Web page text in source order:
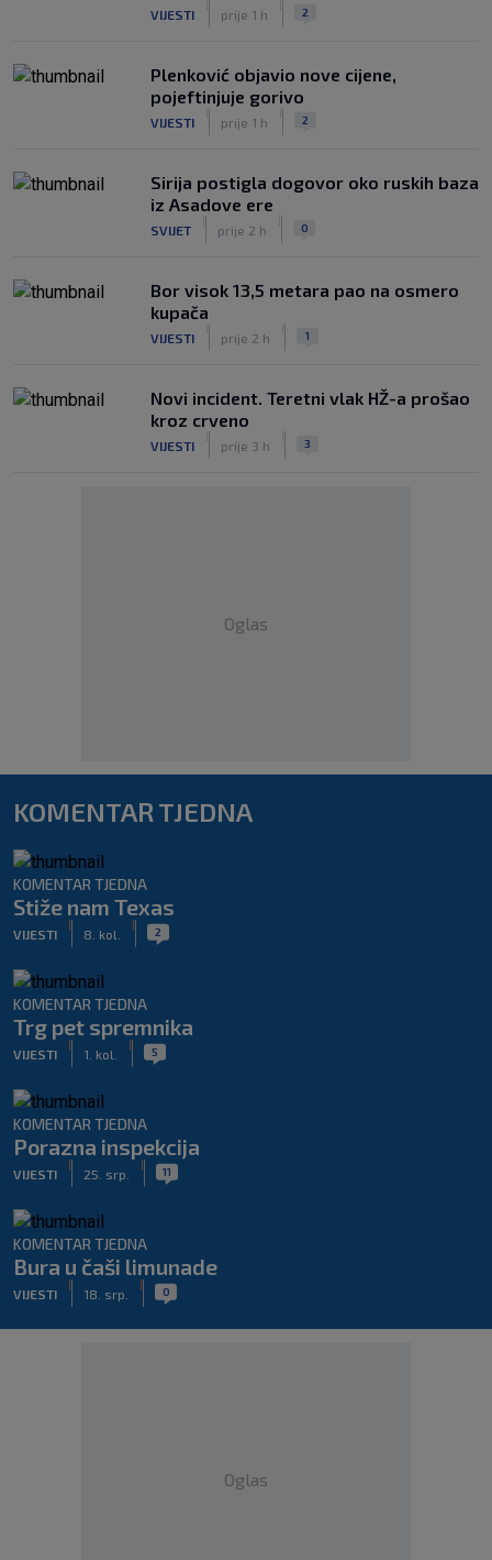
VIJESTI prije 1 h 2
Plenković objavio nove cijene,
pojeftinjuje gorivo
VIJESTI prije 1 h 2
Sirija postigla dogovor oko ruskih baza
iz Asadove ere
SVIJET prije 2 h 0
Bor visok 13,5 metara pao na osmero
kupača
VIJESTI prije 2 h 1
Novi incident. Teretni vlak HŽ-a prošao
kroz crveno
VIJESTI prije 3 h 3
Oglas
KOMENTAR TJEDNA
KOMENTAR TJEDNA
Stiže nam Texas
VIJESTI 8. kol. 2
KOMENTAR TJEDNA
Trg pet spremnika
VIJESTI 1. kol. 5
KOMENTAR TJEDNA
Porazna inspekcija
VIJESTI 25. srp. 11
KOMENTAR TJEDNA
Bura u čaši limunade
VIJESTI 18. srp. 0
Oglas